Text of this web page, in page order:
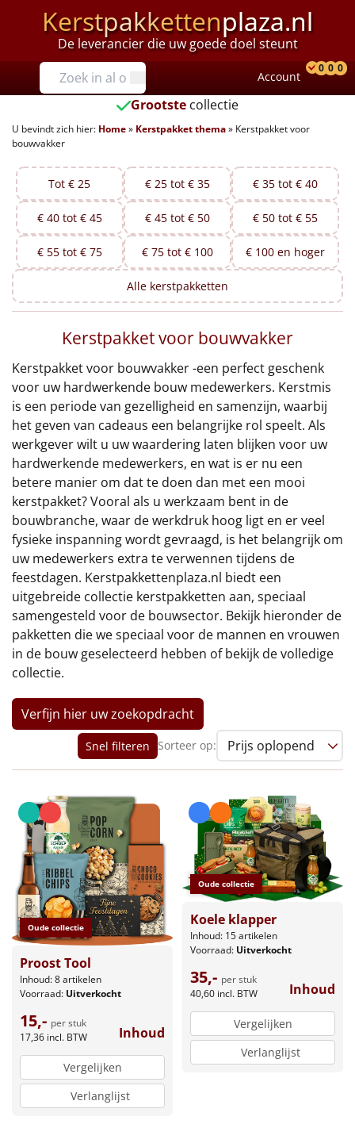
Kerstpakkettenplaza.nl
De leverancier die uw goede doel steunt
Prijzen
Tot €25
€25 tot €35
€35 tot €40
€40 tot €45
€45 tot €50
€50 tot €55
€75 tot €100
€100 en hoger
Alle kerstpakketten 2026
Thema
Origineel
Rituals
Luxe
Mannen
Vrouwen
Duurzaam
Leuke
Goedkope
Uniek
Alle thema's
Artikel
Hitster NIEUW
Pizzarette
Tas
Wake up light
NIEUW
Borrelplank
Warmtekussen
NIEUW
Account
0 0 0
Grootste collectie
U bevindt zich hier: Home» Kerstpakket thema» Kerstpakket voor
bouwvakker
Tot € 25 € 25 tot € 35 € 35 tot € 40
€ 40 tot € 45 € 45 tot € 50 € 50 tot € 55
€ 55 tot € 75 € 75 tot € 100 € 100 en hoger
Alle kerstpakketten
Kerstpakket voor bouwvakker
Kerstpakket voor bouwvakker -een perfect geschenk
voor uw hardwerkende bouw medewerkers. Kerstmis
is een periode van gezelligheid en samenzijn, waarbij
het geven van cadeaus een belangrijke rol speelt. Als
werkgever wilt u uw waardering laten blijken voor uw
hardwerkende medewerkers, en wat is er nu een
betere manier om dat te doen dan met een mooi
kerstpakket? Vooral als u werkzaam bent in de
bouwbranche, waar de werkdruk hoog ligt en er veel
fysieke inspanning wordt gevraagd, is het belangrijk om
uw medewerkers extra te verwennen tijdens de
feestdagen. Kerstpakkettenplaza.nl biedt een
uitgebreide collectie kerstpakketten aan, speciaal
samengesteld voor de bouwsector. Bekijk hieronder de
pakketten die we speciaal voor de mannen en vrouwen
in de bouw geselecteerd hebben of bekijk de volledige
collectie.
Verfijn hier uw zoekopdracht
Snel filteren Sorteer op:
Oude collectie
Proost Tool
Inhoud: 8 artikelen
Voorraad: Uitverkocht
15,- per stuk
17,36 incl. BTW Inhoud
Vergelijken
Verlanglijst
Oude collectie
Koele klapper
Inhoud: 15 artikelen
Voorraad: Uitverkocht
35,- per stuk
40,60 incl. BTW Inhoud
Vergelijken
Verlanglijst